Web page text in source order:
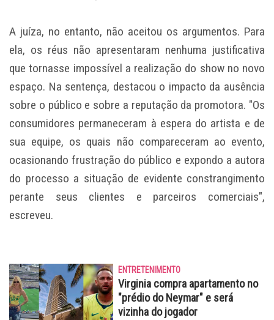
A juíza, no entanto, não aceitou os argumentos. Para
ela, os réus não apresentaram nenhuma justificativa
que tornasse impossível a realização do show no novo
espaço. Na sentença, destacou o impacto da ausência
sobre o público e sobre a reputação da promotora. "Os
consumidores permaneceram à espera do artista e de
sua equipe, os quais não compareceram ao evento,
ocasionando frustração do público e expondo a autora
do processo a situação de evidente constrangimento
perante seus clientes e parceiros comerciais",
escreveu.
ENTRETENIMENTO
Virginia compra apartamento no
"prédio do Neymar" e será
vizinha do jogador